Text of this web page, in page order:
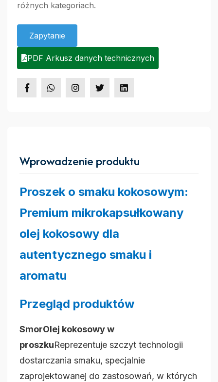
różnych kategoriach.
Zapytanie
PDF Arkusz danych technicznych
Wprowadzenie produktu
Proszek o smaku kokosowym:
Premium mikrokapsułkowany
olej kokosowy dla
autentycznego smaku i
aromatu
Przegląd produktów
SmorOlej kokosowy w
proszkuReprezentuje szczyt technologii
dostarczania smaku, specjalnie
zaprojektowanej do zastosowań, w których